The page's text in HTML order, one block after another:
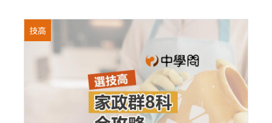
你展現個人魅力的舞台。
技高